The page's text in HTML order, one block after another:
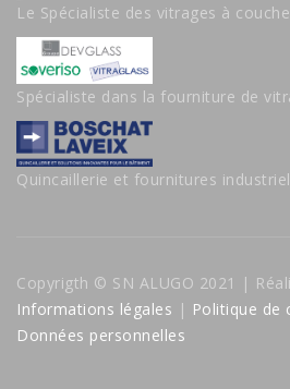
Le Spécialiste des vitrages à
Spécialiste dans la fourniture de
Quincaillerie et fournitures
Copyrigth © SN ALUGO 2021 |
Informations légales | Politique de
Données personnelles